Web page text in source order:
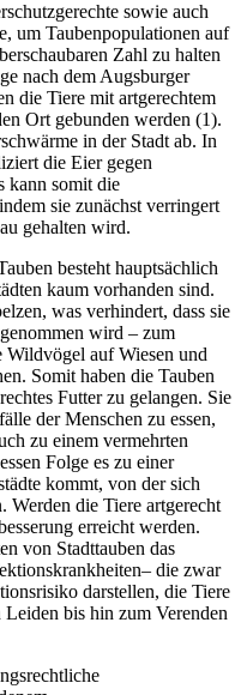
sowie auch
um Taubenpopulationen auf
Zahl zu halten
nach dem Augsburger
die Tiere mit artgerechtem
Ort gebunden werden (1).
in der Stadt ab. In
die Eier gegen
kann somit die
sie zunächst verringert
gehalten wird.
besteht hauptsächlich
kaum vorhanden sind.
was verhindert, dass sie
wird – zum
auf Wiesen und
Somit haben die Tauben
Futter zu gelangen. Sie
der Menschen zu essen,
zu einem vermehrten
Folge es zu einer
kommt, von der sich
Werden die Tiere artgerecht
erreicht werden.
von Stadttauben das
die zwar
darstellen, die Tiere
bis hin zum Verenden